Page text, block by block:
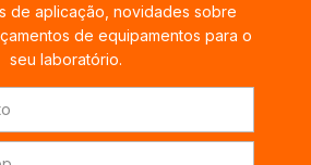
de aplicação, novidades sobre
de equipamentos para o
seu laboratório.